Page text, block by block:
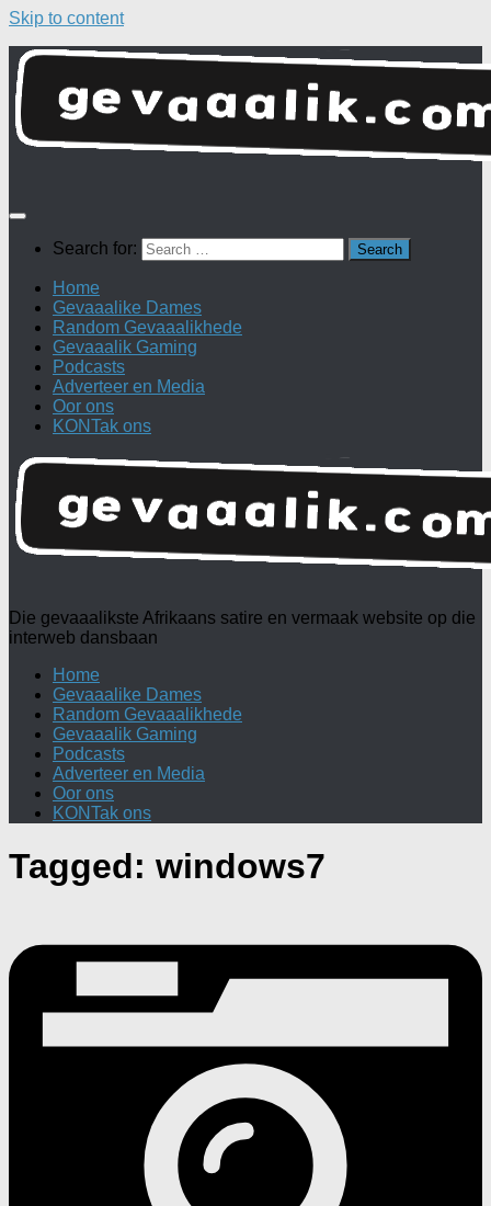
Skip to content
Search for:
Home
Gevaaalike Dames
Random Gevaaalikhede
Gevaaalik Gaming
Podcasts
Adverteer en Media
Oor ons
KONTak ons
Die gevaaalikste Afrikaans satire en vermaak website op die
interweb dansbaan
Home
Gevaaalike Dames
Random Gevaaalikhede
Gevaaalik Gaming
Podcasts
Adverteer en Media
Oor ons
KONTak ons
Tagged: windows7